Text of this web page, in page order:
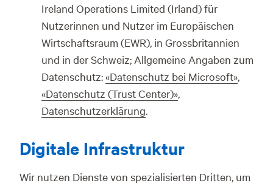
Ireland Operations Limited (Irland) für
Nutzerinnen und Nutzer im Europäischen
Wirtschaftsraum (EWR), in Grossbritannien
und in der Schweiz; Allgemeine Angaben zum
Datenschutz:«Datenschutz bei Microsoft»,
«Datenschutz (Trust Center)»,
Datenschutzerklärung.
Digitale Infrastruktur
Wir nutzen Dienste von spezialisierten Dritten, um